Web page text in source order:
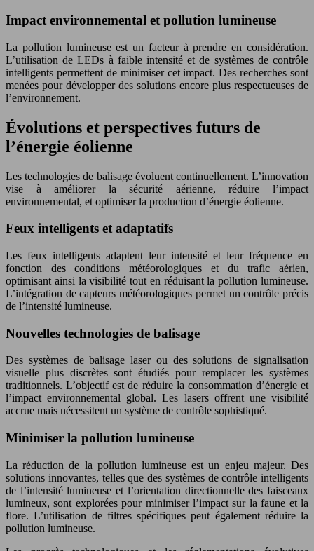
Impact environnemental et pollution lumineuse
La pollution lumineuse est un facteur à prendre en considération.
L’utilisation de LEDs à faible intensité et de systèmes de contrôle
intelligents permettent de minimiser cet impact. Des recherches sont
menées pour développer des solutions encore plus respectueuses de
l’environnement.
Évolutions et perspectives futurs de
l’énergie éolienne
Les technologies de balisage évoluent continuellement. L’innovation
vise à améliorer la sécurité aérienne, réduire l’impact
environnemental, et optimiser la production d’énergie éolienne.
Feux intelligents et adaptatifs
Les feux intelligents adaptent leur intensité et leur fréquence en
fonction des conditions météorologiques et du trafic aérien,
optimisant ainsi la visibilité tout en réduisant la pollution lumineuse.
L’intégration de capteurs météorologiques permet un contrôle précis
de l’intensité lumineuse.
Nouvelles technologies de balisage
Des systèmes de balisage laser ou des solutions de signalisation
visuelle plus discrètes sont étudiés pour remplacer les systèmes
traditionnels. L’objectif est de réduire la consommation d’énergie et
l’impact environnemental global. Les lasers offrent une visibilité
accrue mais nécessitent un système de contrôle sophistiqué.
Minimiser la pollution lumineuse
La réduction de la pollution lumineuse est un enjeu majeur. Des
solutions innovantes, telles que des systèmes de contrôle intelligents
de l’intensité lumineuse et l’orientation directionnelle des faisceaux
lumineux, sont explorées pour minimiser l’impact sur la faune et la
flore. L’utilisation de filtres spécifiques peut également réduire la
pollution lumineuse.